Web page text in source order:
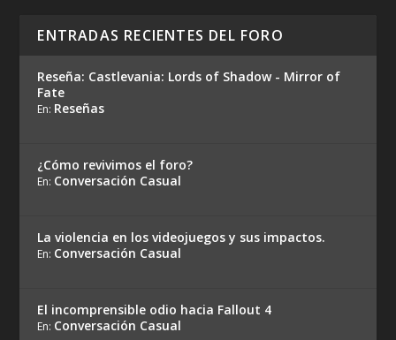
ENTRADAS RECIENTES DEL FORO
Reseña: Castlevania: Lords of Shadow - Mirror of
Fate
En: Reseñas
¿Cómo revivimos el foro?
En: Conversación Casual
La violencia en los videojuegos y sus impactos.
En: Conversación Casual
El incomprensible odio hacia Fallout 4
En: Conversación Casual